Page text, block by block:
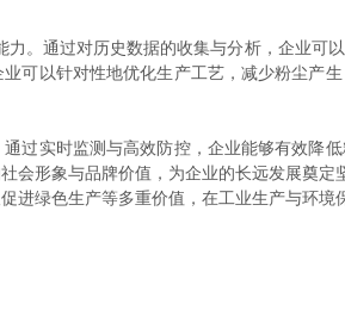
通过对历史数据的收集与分析，企业可
可以针对性地优化生产工艺，减少粉尘产
实时监测与高效防控，企业能够有效降
会形象与品牌价值，为企业的长远发展奠定
绿色生产等多重价值，在工业生产与环境